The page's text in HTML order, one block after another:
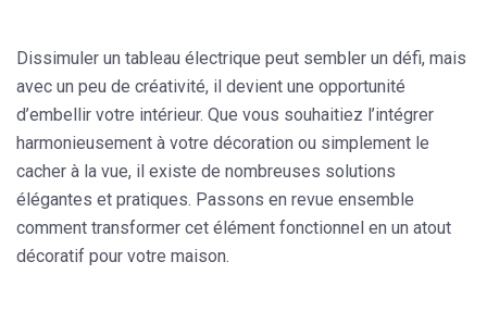
Dissimuler un tableau électrique peut sembler un défi, mais
avec un peu de créativité, il devient une opportunité
d’embellir votre intérieur. Que vous souhaitiez l’intégrer
harmonieusement à votre décoration ou simplement le
cacher à la vue, il existe de nombreuses solutions
élégantes et pratiques. Passons en revue ensemble
comment transformer cet élément fonctionnel en un atout
décoratif pour votre maison.